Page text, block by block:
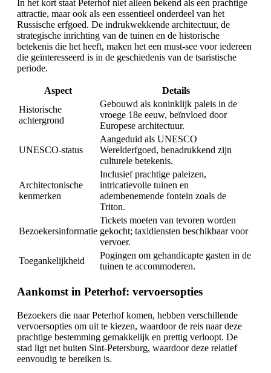
In het kort staat Peterhof niet alleen bekend als een prachtige
attractie, maar ook als een essentieel onderdeel van het
Russische erfgoed. De indrukwekkende architectuur, de
strategische inrichting van de tuinen en de historische
betekenis die het heeft, maken het een must-see voor iedereen
die geïnteresseerd is in de geschiedenis van de tsaristische
periode.
Aspect
Details
Historische
achtergrond
Gebouwd als koninklijk paleis in de
vroege 18e eeuw, beïnvloed door
Europese architectuur.
UNESCO-status
Aangeduid als UNESCO
Werelderfgoed, benadrukkend zijn
culturele betekenis.
Architectonische
kenmerken
Inclusief prachtige paleizen,
intricatievolle tuinen en
adembenemende fontein zoals de
Triton.
Bezoekersinformatie
Tickets moeten van tevoren worden
gekocht; taxidiensten beschikbaar voor
vervoer.
Toegankelijkheid
Pogingen om gehandicapte gasten in de
tuinen te accommoderen.
Aankomst in Peterhof: vervoersopties
Bezoekers die naar Peterhof komen, hebben verschillende
vervoersopties om uit te kiezen, waardoor de reis naar deze
prachtige bestemming gemakkelijk en prettig verloopt. De
stad ligt net buiten Sint-Petersburg, waardoor deze relatief
eenvoudig te bereiken is.